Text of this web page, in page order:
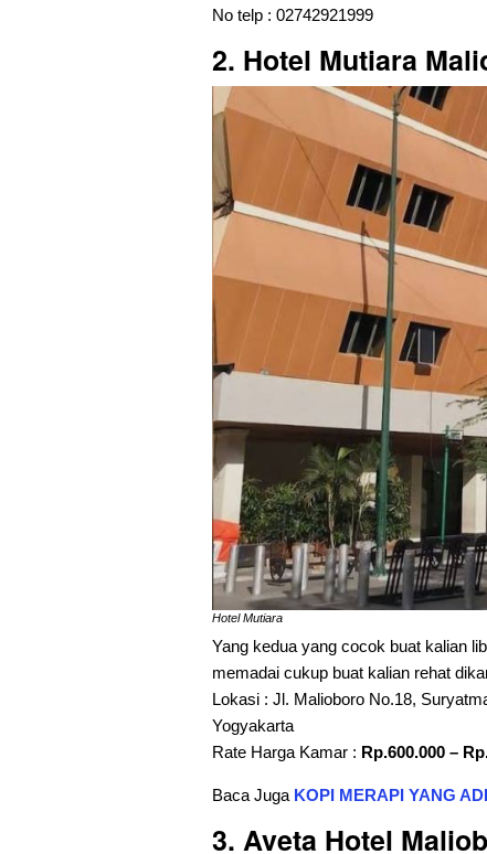
No telp : 02742921999
2. Hotel Mutiara
Hotel Mutiara
Yang kedua yang cocok buat kalian
memadai cukup buat kalian rehat
Lokasi : Jl. Malioboro No.18,
Yogyakarta
Rate Harga Kamar : Rp.600.000 –
Baca Juga KOPI MERAPI YANG
3. Aveta Hotel